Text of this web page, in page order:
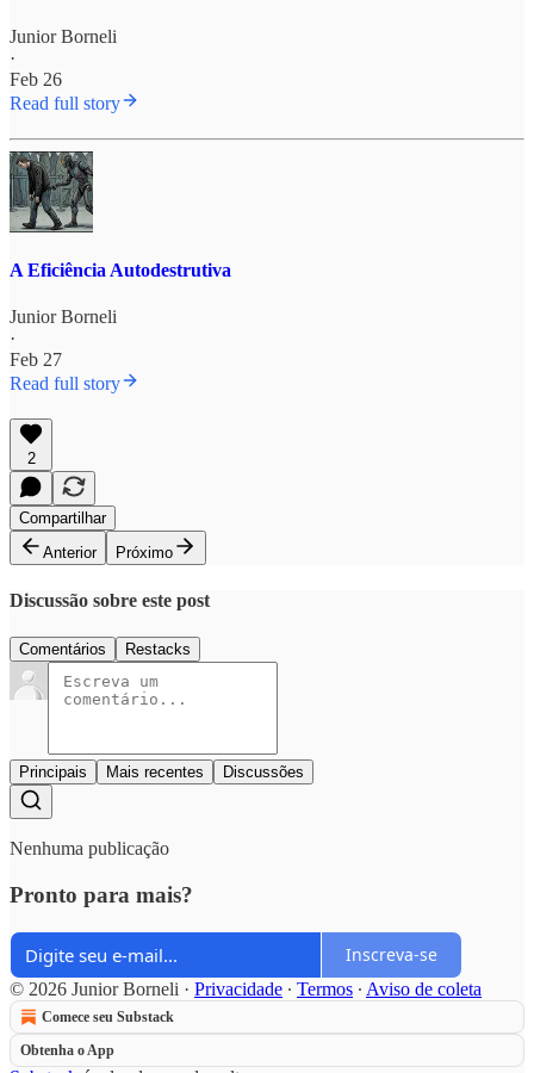
Junior Borneli
·
Feb 26
Read full story
A Eficiência Autodestrutiva
Junior Borneli
·
Feb 27
Read full story
2
Compartilhar
Anterior
Próximo
Discussão sobre este post
Comentários Restacks
Principais Mais recentes Discussões
Nenhuma publicação
Pronto para mais?
Inscreva-se
© 2026 Junior Borneli · Privacidade ∙ Termos ∙ Aviso de coleta
Comece seu Substack
Obtenha o App